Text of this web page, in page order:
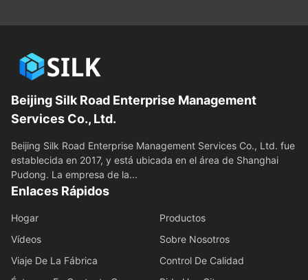
Beijing Silk Road Enterprise Management
Services Co., Ltd.
Beijing Silk Road Enterprise Management Services Co., Ltd. fue
establecida en 2017, y está ubicada en el área de Shanghai
Pudong. La empresa de la...
Enlaces Rápidos
Hogar
Productos
Vídeos
Sobre Nosotros
Viaje De La Fábrica
Control De Calidad